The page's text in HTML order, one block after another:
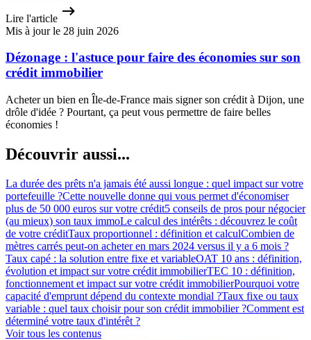
Lire l'article
Mis à jour le 28 juin 2026
Dézonage : l'astuce pour faire des économies sur son
crédit immobilier
Acheter un bien en Île-de-France mais signer son crédit à Dijon, une
drôle d'idée ? Pourtant, ça peut vous permettre de faire belles
économies !
Découvrir aussi...
La durée des prêts n'a jamais été aussi longue : quel impact sur votre
portefeuille ?Cette nouvelle donne qui vous permet d'économiser
plus de 50 000 euros sur votre crédit5 conseils de pros pour négocier
(au mieux) son taux immoLe calcul des intérêts : découvrez le coût
de votre créditTaux proportionnel : définition et calculCombien de
mètres carrés peut-on acheter en mars 2024 versus il y a 6 mois ?
Taux capé : la solution entre fixe et variableOAT 10 ans : définition,
évolution et impact sur votre crédit immobilierTEC 10 : définition,
fonctionnement et impact sur votre crédit immobilierPourquoi votre
capacité d'emprunt dépend du contexte mondial ?Taux fixe ou taux
variable : quel taux choisir pour son crédit immobilier ?Comment est
déterminé votre taux d'intérêt ?
Voir tous les contenus